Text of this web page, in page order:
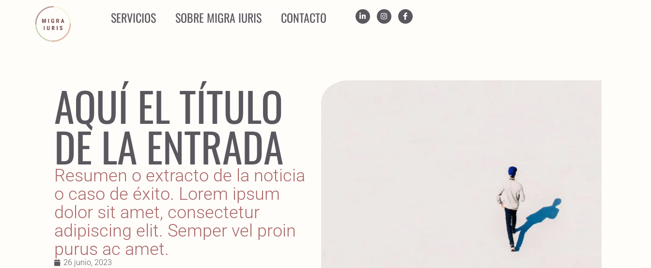
SERVICIOS SOBRE MIGRA IURIS CONTACTO
AQUÍ EL TÍTULO
DE LA ENTRADA
Resumen o extracto de la noticia
o caso de éxito. Lorem ipsum
dolor sit amet, consectetur
adipiscing elit. Semper vel proin
purus ac amet.
26 junio, 2023